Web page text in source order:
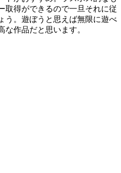
取得ができるので一旦それに従
う。遊ぼうと思えば無限に遊べ
な作品だと思います。